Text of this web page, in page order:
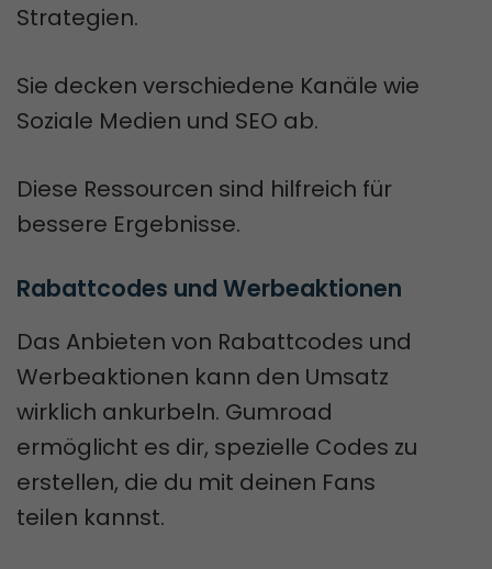
Strategien.
Sie decken verschiedene Kanäle wie
Soziale Medien und SEO ab.
Diese Ressourcen sind hilfreich für
bessere Ergebnisse.
Rabattcodes und Werbeaktionen
Das Anbieten von Rabattcodes und
Werbeaktionen kann den Umsatz
wirklich ankurbeln. Gumroad
ermöglicht es dir, spezielle Codes zu
erstellen, die du mit deinen Fans
teilen kannst.